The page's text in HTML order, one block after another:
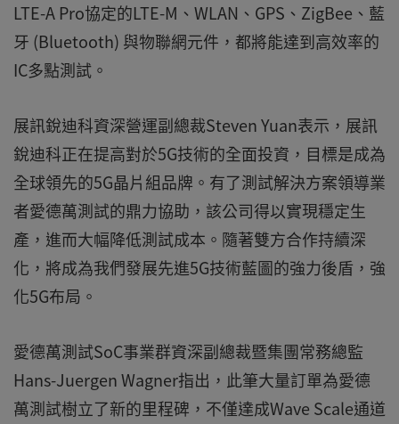
LTE-A Pro協定的LTE-M、WLAN、GPS、ZigBee、藍
牙 (Bluetooth) 與物聯網元件，都將能達到高效率的
IC多點測試。
展訊銳迪科資深營運副總裁Steven Yuan表示，展訊
銳迪科正在提高對於5G技術的全面投資，目標是成為
全球領先的5G晶片組品牌。有了測試解決方案領導業
者愛德萬測試的鼎力協助，該公司得以實現穩定生
產，進而大幅降低測試成本。隨著雙方合作持續深
化，將成為我們發展先進5G技術藍圖的強力後盾，強
化5G布局。
愛德萬測試SoC事業群資深副總裁暨集團常務總監
Hans-Juergen Wagner指出，此筆大量訂單為愛德
萬測試樹立了新的里程碑，不僅達成Wave Scale通道